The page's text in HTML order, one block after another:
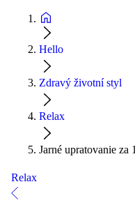
Hello
Zdravý životní styl
Relax
Jarné upratovanie za
Relax